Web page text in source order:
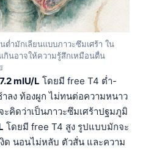
ต่ำมักเลียนแบบภาวะซึมเศร้า ใน
กินอาจให้ความรู้สึกเหมือนตื่น
mIU/L โดยมี free T4 ต่ำ-
ลง ท้องผูก ไม่ทนต่อความหนาว
คิดว่าเป็นภาวะซึมเศร้าปฐมภูมิ
โดยมี free T4 สูง รูปแบบมักจะ
ด นอนไม่หลับ ตัวสั่น และความ